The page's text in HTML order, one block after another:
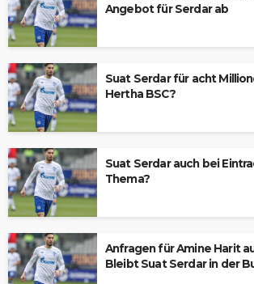
Angebot für Serdar ab
Suat Serdar für acht
Hertha BSC?
Suat Serdar auch bei
Thema?
Anfragen für Amine Harit
Bleibt Suat Serdar in der